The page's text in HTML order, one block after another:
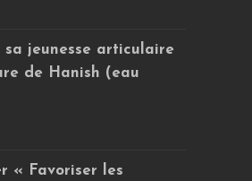
sa jeunesse articulaire
de Hanish (eau
« Favoriser les